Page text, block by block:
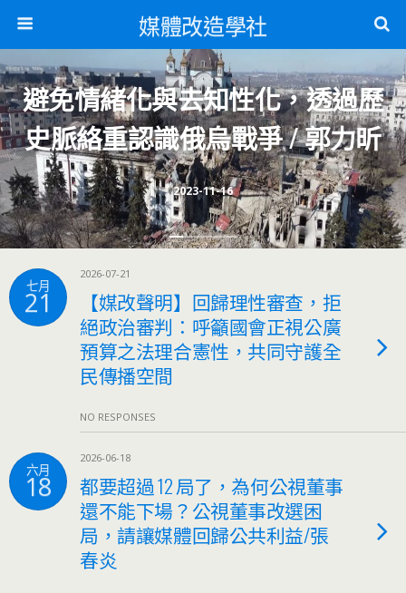
媒體改造學社
2023-11-16
避免情緒化與去知性化，透過歷
史脈絡重認識俄烏戰爭 / 郭力昕
七月
21
2026-07-21
【媒改聲明】回歸理性審查，拒
絕政治審判：呼籲國會正視公廣
預算之法理合憲性，共同守護全
民傳播空間
NO RESPONSES
六月
18
2026-06-18
都要超過 12 局了，為何公視董事
還不能下場？公視董事改選困
局，請讓媒體回歸公共利益/張
春炎